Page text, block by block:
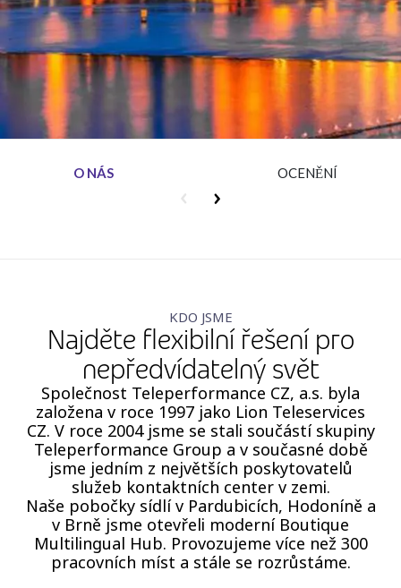
Insurance
Media
Retail and e-commerce
Technology
Travel, hospitality, and cargo
O NÁS OCENĚNÍ
KDO JSME
Najděte flexibilní řešení pro
nepředvídatelný svět
Společnost Teleperformance CZ, a.s. byla
založena v roce 1997 jako Lion Teleservices
CZ. V roce 2004 jsme se stali součástí skupiny
Teleperformance Group a v současné době
jsme jedním z největších poskytovatelů
služeb kontaktních center v zemi.
Naše pobočky sídlí v Pardubicích, Hodoníně a
v Brně jsme otevřeli moderní Boutique
Multilingual Hub. Provozujeme více než 300
pracovních míst a stále se rozrůstáme.